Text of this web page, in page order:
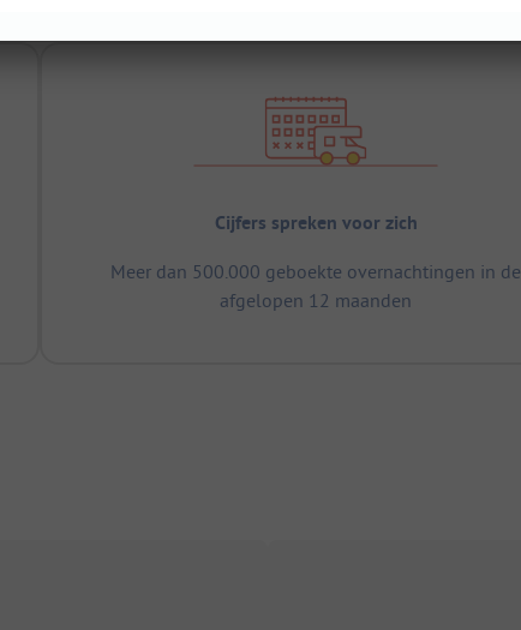
Cijfers spreken voor zich
Meer dan 500.000 geboekte overnachtingen in de
afgelopen 12 maanden